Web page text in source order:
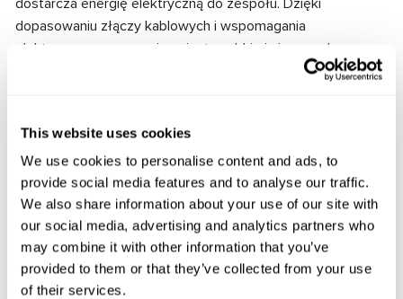
This website uses cookies
We use cookies to personalise content and ads, to
provide social media features and to analyse our traffic.
We also share information about your use of our site with
our social media, advertising and analytics partners who
may combine it with other information that you’ve
provided to them or that they’ve collected from your use
of their services.
dostarcza energię elektryczną do zespołu. Dzięki
dopasowaniu złączy kablowych i wspomagania
elektrycznego zapewnione jest szybkie i niezawodne
Zapytaj o cenę
OEM